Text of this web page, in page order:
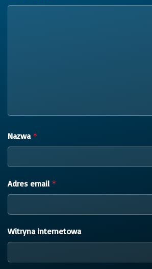
Nazwa *
Adres email *
Witryna internetowa